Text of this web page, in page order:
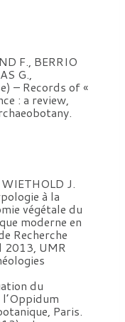
F., BERRIO
G.,
– Records of «
: a review,
J.
à la
végétale du
moderne en
Recherche
2013, UMR
du
Paris.